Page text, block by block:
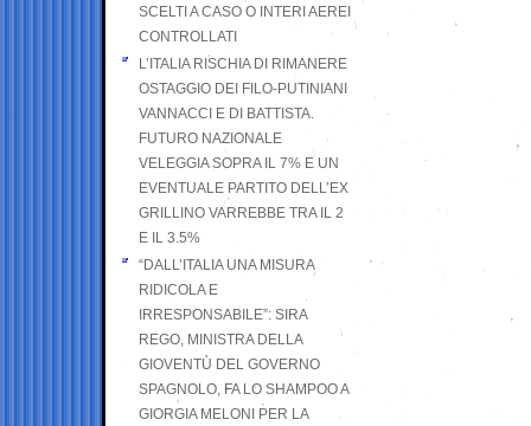
SCELTI A CASO O INTERI AEREI
CONTROLLATI
L’ITALIA RISCHIA DI RIMANERE
OSTAGGIO DEI FILO-PUTINIANI
VANNACCI E DI BATTISTA.
FUTURO NAZIONALE
VELEGGIA SOPRA IL 7% E UN
EVENTUALE PARTITO DELL’EX
GRILLINO VARREBBE TRA IL 2
E IL 3.5%
“DALL’ITALIA UNA MISURA
RIDICOLA E
IRRESPONSABILE”: SIRA
REGO, MINISTRA DELLA
GIOVENTÙ DEL GOVERNO
SPAGNOLO, FA LO SHAMPOO A
GIORGIA MELONI PER LA